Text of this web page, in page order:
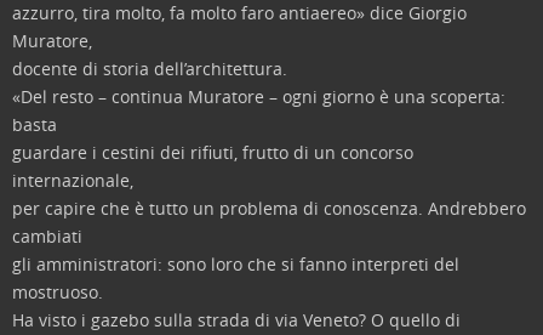
azzurro, tira molto, fa molto faro antiaereo» dice Giorgio
Muratore,
docente di storia dell’architettura.
«Del resto – continua Muratore – ogni giorno è una scoperta:
basta
guardare i cestini dei rifiuti, frutto di un concorso
internazionale,
per capire che è tutto un problema di conoscenza. Andrebbero
cambiati
gli amministratori: sono loro che si fanno interpreti del
mostruoso.
Ha visto i gazebo sulla strada di via Veneto? O quello di